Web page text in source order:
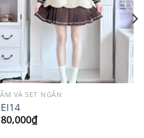
VÀ SET NGẮN
₫